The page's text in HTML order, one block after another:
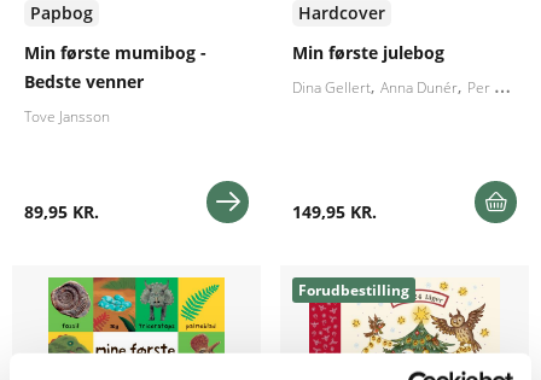
Papbog
Min første mumibog -
Bedste venner
Tove Jansson
89,95 KR.
Hardcover
Min første julebog
Dina Gellert Anna Dunér Per Sanderhage
149,95 KR.
Forudbestilling